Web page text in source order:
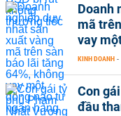
Doanh
mã
vay
KINH DOANH -
Con
đầu